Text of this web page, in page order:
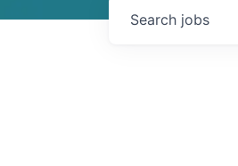
Search jobs